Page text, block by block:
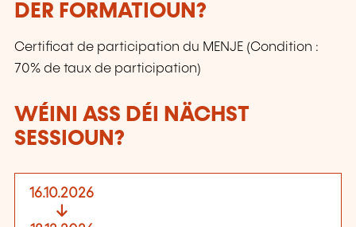
DER FORMATIOUN?
Certificat de participation du MENJE (Condition :
70% de taux de participation)
WÉINI ASS DÉI NÄCHST
SESSIOUN?
16.10.2026